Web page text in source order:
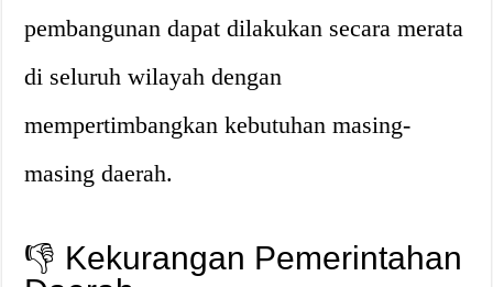
pembangunan dapat dilakukan secara merata
di seluruh wilayah dengan
mempertimbangkan kebutuhan masing-
masing daerah.
👎 Kekurangan Pemerintahan